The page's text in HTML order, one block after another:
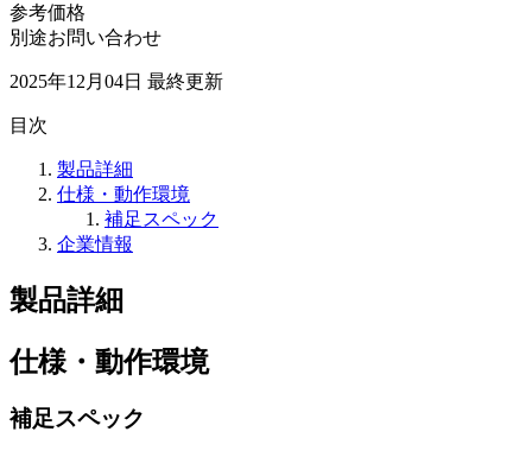
参考価格
別途お問い合わせ
2025年12月04日 最終更新
目次
製品詳細
仕様・動作環境
補足スペック
企業情報
製品詳細
仕様・動作環境
補足スペック